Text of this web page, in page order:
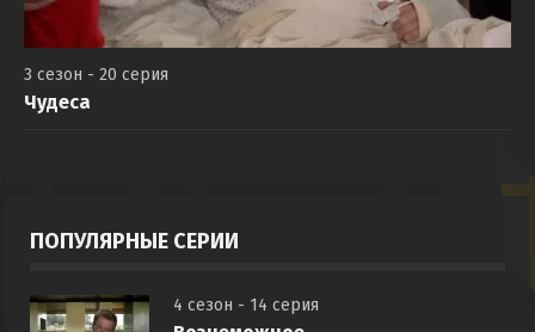
3 сезон - 20 серия
Чудеса
ПОПУЛЯРНЫЕ СЕРИИ
4 сезон - 14 серия